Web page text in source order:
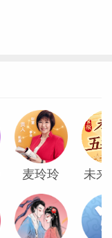
麦玲玲 未来